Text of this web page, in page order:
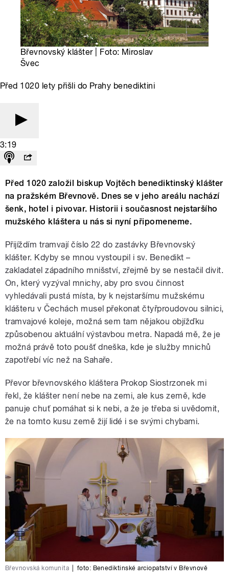
Břevnovský klášter | Foto: Miroslav
Švec
Před 1020 lety přišli do Prahy benediktini
3:19
Před 1020 založil biskup Vojtěch benediktinský klášter
na pražském Břevnově. Dnes se v jeho areálu nachází
šenk, hotel i pivovar. Historii i současnost nejstaršího
mužského kláštera u nás si nyní připomeneme.
Přijíždím tramvají číslo 22 do zastávky Břevnovský
klášter. Kdyby se mnou vystoupil i sv. Benedikt –
zakladatel západního mnišství, zřejmě by se nestačil divit.
On, který vyzýval mnichy, aby pro svou činnost
vyhledávali pustá místa, by k nejstaršímu mužskému
klášteru v Čechách musel překonat čtyřproudovou silnici,
tramvajové koleje, možná sem tam nějakou objížďku
způsobenou aktuální výstavbou metra. Napadá mě, že je
možná právě toto poušť dneška, kde je služby mnichů
zapotřebí víc než na Sahaře.
Převor břevnovského kláštera Prokop Siostrzonek mi
řekl, že klášter není nebe na zemi, ale kus země, kde
panuje chuť pomáhat si k nebi, a že je třeba si uvědomit,
že na tomto kusu země žijí lidé i se svými chybami.
Břevnovská komunita foto: Benediktinské arciopatství v Břevnově